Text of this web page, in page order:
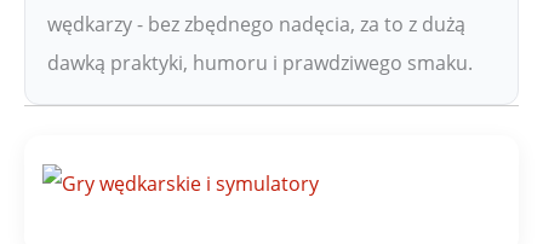
wędkarzy - bez zbędnego nadęcia, za to z dużą
dawką praktyki, humoru i prawdziwego smaku.